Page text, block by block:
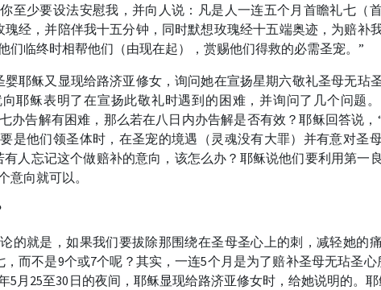
至少要设法安慰我，并向人说：凡是人一连五个月首瞻礼七（
经，并陪伴我十五分钟，同时默想玫瑰经十五端奥迹，为赔补我
们临终时相帮他们（由现在起），赏赐他们得救的必需圣宠。”
婴耶稣又显现给路济亚修女，询问她在宣扬星期六敬礼圣母无玷
耶稣表明了在宣扬此敬礼时遇到的困难，并询问了几个问题
办告解有困难，那么若在八日内办告解是否有效？耶稣回答说，
是他们领圣体时，在圣宠的境遇（灵魂没有大罪）并有意对圣
人忘记这个做赔补的意向，该怎么办？耶稣说他们要利用第一
意向就可以。
的就是，如果我们要拔除那围绕在圣母圣心上的刺，减轻她的
，而不是9个或7个呢？其实，一连5个月是为了赔补圣母无玷圣
5月25至30日的夜间，耶稣显现给路济亚修女时，给她说明的。